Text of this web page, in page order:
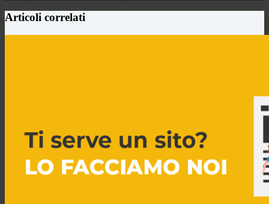
Articoli correlati